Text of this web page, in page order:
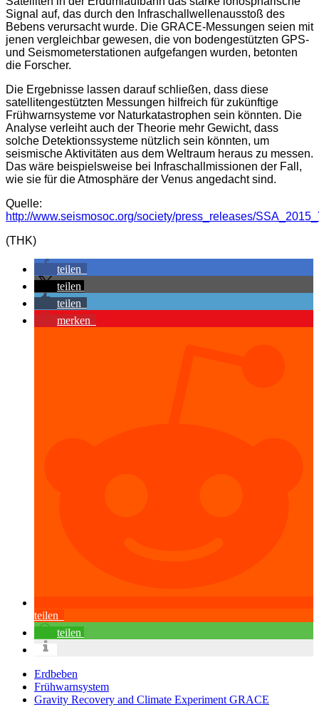
Signal auf, das durch den Infraschallwellenausstoß des
Bebens verursacht wurde. Die GRACE-Messungen seien mit
jenen vergleichbar gewesen, die von bodengestützten GPS-
und Seismometerstationen aufgefangen wurden, betonten
die Forscher.
Die Ergebnisse lassen darauf schließen, dass diese
satellitengestützten Messungen hilfreich für zukünftige
Frühwarnsysteme vor Naturkatastrophen sein könnten. Die
Analyse verleiht auch der Theorie mehr Gewicht, dass
solche Detektionssysteme nützlich sein könnten, um
seismische Aktivitäten aus dem Weltraum heraus zu messen.
Das wäre beispielsweise bei Infraschallmissionen der Fall,
wie sie für die Atmosphäre der Venus angedacht sind.
Quelle:
http://www.seismosoc.org/society/press_releases/
(THK)
teilen
teilen
teilen
merken
teilen
teilen
Erdbeben
Frühwarnsystem
Gravity Recovery and Climate Experiment GRACE